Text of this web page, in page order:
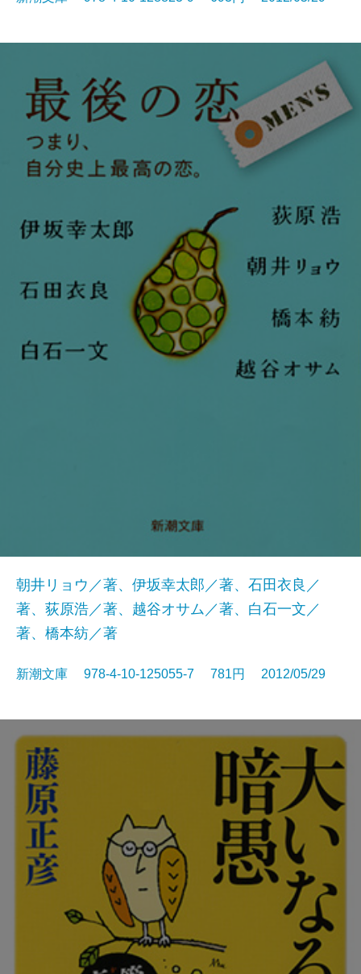
朝井リョウ／著、伊坂幸太郎／著、石田衣良／
著、荻原浩／著、越谷オサム／著、白石一文／
著、橋本紡／著
新潮文庫 978-4-10-125055-7 781円 2012/05/29